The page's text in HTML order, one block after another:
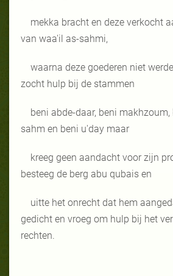
mekka bracht en deze verkocht
van waa'il as-sahmi,
waarna deze goederen niet
zocht hulp bij de stammen
beni abde-daar, beni
sahm en beni u'day maar
kreeg geen aandacht voor zijn
besteeg de berg abu qubais en
uitte het onrecht dat hem
gedicht en vroeg om hulp bij het
rechten.